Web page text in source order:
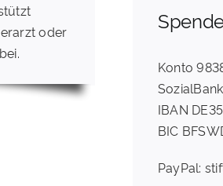
oder
Konto
IBAN
BIC
PayPal: